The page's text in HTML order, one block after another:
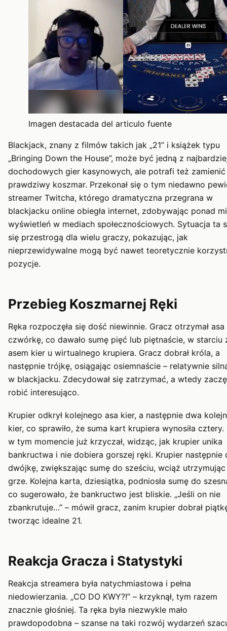
Imagen destacada del articulo fuente
Blackjack, znany z filmów takich jak „21” i książek typu
„Bringing Down the House”, może być jedną z
dochodowych gier kasynowych, ale potrafi też
prawdziwy koszmar. Przekonał się o tym niedawno
streamer Twitcha, którego dramatyczna przegrana w
blackjacku online obiegła internet, zdobywając ponad
wyświetleń w mediach społecznościowych. Sytuacja ta
się przestrogą dla wielu graczy, pokazując, jak
nieprzewidywalne mogą być nawet teoretycznie
pozycje.
Przebieg Koszmarnej Ręki
Ręka rozpoczęła się dość niewinnie. Gracz otrzymał asa
czwórkę, co dawało sumę pięć lub piętnaście, w starciu
asem kier u wirtualnego krupiera. Gracz dobrał króla, a
następnie trójkę, osiągając osiemnaście – relatywnie
w blackjacku. Zdecydował się zatrzymać, a wtedy
robić interesująco.
Krupier odkrył kolejnego asa kier, a następnie dwa
kier, co sprawiło, że suma kart krupiera wynosiła cztery.
w tym momencie już krzyczał, widząc, jak krupier unika
bankructwa i nie dobiera gorszej ręki. Krupier następnie
dwójkę, zwiększając sumę do sześciu, wciąż
grze. Kolejna karta, dziesiątka, podniosła sumę do
co sugerowało, że bankructwo jest bliskie. „Jeśli on nie
zbankrutuje…” – mówił gracz, zanim krupier dobrał
tworząc idealne 21.
Reakcja Gracza i Statystyki
Reakcja streamera była natychmiastowa i pełna
niedowierzania. „CO DO KWY?!” – krzyknął, tym razem
znacznie głośniej. Ta ręka była niezwykle mało
prawdopodobna – szanse na taki rozwój wydarzeń